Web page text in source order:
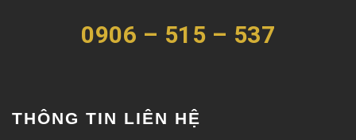
0906 – 515 – 537
THÔNG TIN LIÊN HỆ